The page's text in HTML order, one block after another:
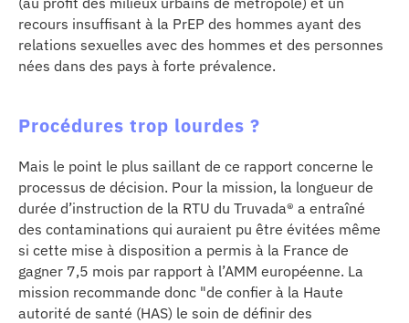
recours insuffisant à la PrEP des hommes ayant des
relations sexuelles avec des hommes et des personnes
nées dans des pays à forte prévalence.
Procédures trop lourdes ?
Mais le point le plus saillant de ce rapport concerne le
processus de décision. Pour la mission, la longueur de
durée d’instruction de la RTU du Truvada® a entraîné
des contaminations qui auraient pu être évitées même
si cette mise à disposition a permis à la France de
gagner 7,5 mois par rapport à l’AMM européenne. La
mission recommande donc "de confier à la Haute
autorité de santé (HAS) le soin de définir des